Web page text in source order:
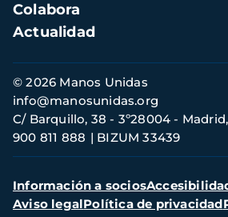
Colabora
Actualidad
Información
de
contacto
© 2026 Manos Unidas
C/ Barquillo, 38 - 3º28004 -
900 811 888
BIZUM 33439
info@manosunidas.org
Menú
secundario
Información a socios
Aviso legalPolítica de privacidad